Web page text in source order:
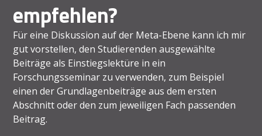
empfehlen?
Für eine Diskussion auf der Meta-Ebene kann ich mir
gut vorstellen, den Studierenden ausgewählte
Beiträge als Einstiegslektüre in ein
Forschungsseminar zu verwenden, zum Beispiel
einen der Grundlagenbeiträge aus dem ersten
Abschnitt oder den zum jeweiligen Fach passenden
Beitrag.